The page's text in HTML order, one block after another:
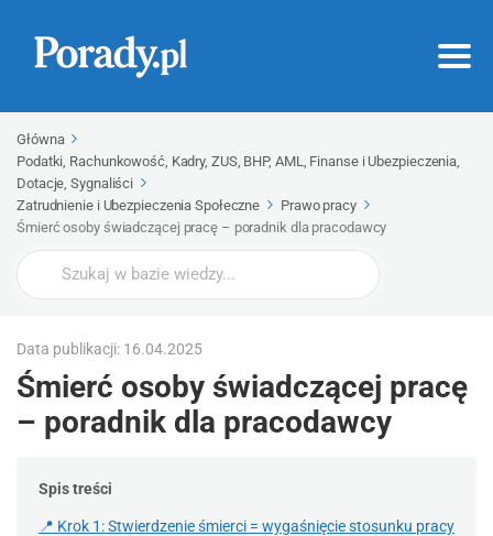
Główna
Podatki, Rachunkowość, Kadry, ZUS, BHP, AML, Finanse i Ubezpieczenia,
Dotacje, Sygnaliści
Zatrudnienie i Ubezpieczenia Społeczne
Prawo pracy
Śmierć osoby świadczącej pracę – poradnik dla pracodawcy
Wyszukaj
Data publikacji: 16.04.2025
Śmierć osoby świadczącej pracę
– poradnik dla pracodawcy
Spis treści
📍 Krok 1: Stwierdzenie śmierci = wygaśnięcie stosunku pracy